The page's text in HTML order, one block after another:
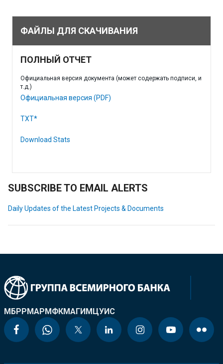
ФАЙЛЫ ДЛЯ СКАЧИВАНИЯ
ПОЛНЫЙ ОТЧЕТ
Официальная версия документа (может содержать подписи, и
т.д.)
Официальная версия (PDF)
TXT*
Download Stats
SUBSCRIBE TO EMAIL ALERTS
Daily Updates of the Latest Projects & Documents
МБРРМАРМФКМАГИМЦУИС